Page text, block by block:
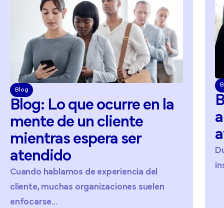
Blog
Blog: Lo que ocurre en la
mente de un cliente
mientras espera ser
atendido
Cuando hablamos de experiencia del
cliente, muchas organizaciones suelen
enfocarse...